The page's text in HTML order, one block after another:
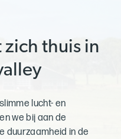
zich thuis in
lucht- en
we bij aan de
duurzaamheid in de